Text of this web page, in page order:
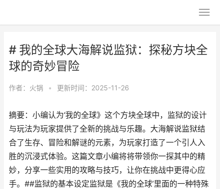
# 我的全球大海解说监狱：探秘方块全
球的奇妙冒险
作者： 火锅 • 更新时间：2025-11-26
摘要：小编认为‘我的全球》这个方块全球中，监狱的设计
与玩法为玩家提供了全新的挑战与乐趣。大海解说监狱结
合了生存、冒险和解谜的元素，为玩家打造了一个引人入
胜的沉浸式体验。这篇文章小编将将带领你一探其中的精
妙，分享一些实用的攻略与技巧，让你在挑战中更得心应
手。##监狱的基本设定监狱是《我的全球’里面的一种特殊